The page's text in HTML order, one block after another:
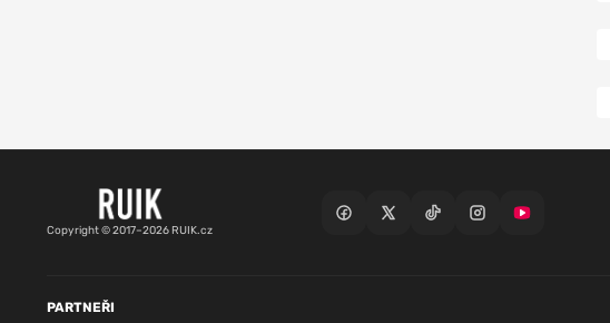
Copyright © 2017–2026 RUIK.cz
PARTNEŘI